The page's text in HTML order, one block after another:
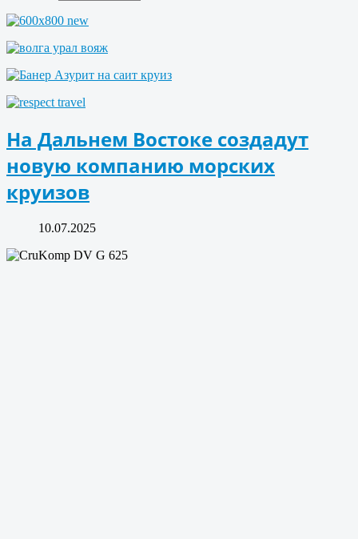
На Дальнем Востоке создадут
новую компанию морских
круизов
10.07.2025